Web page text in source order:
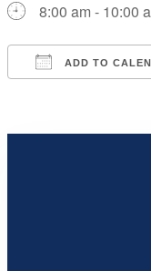
8:00 am - 10:00
ADD TO